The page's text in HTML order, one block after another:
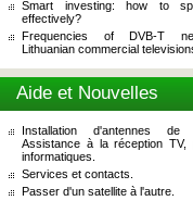
Smart investing: how to
effectively?
Frequencies of DVB-T
Lithuanian commercial
Aide et Nouvelles
Installation d'antennes de
Assistance à la réception TV,
informatiques.
Services et contacts.
Passer d'un satellite à l'autre.